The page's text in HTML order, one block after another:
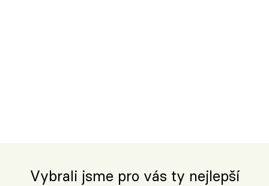
Vybrali jsme pro vás ty nejlepší